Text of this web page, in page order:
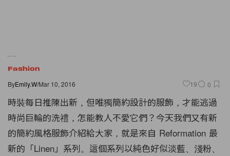
Fashion
ByEmily.W/Mar 10, 2016 19 0
時裝每日推陳出新，但唯獨簡約設計的服飾，才能逃過
時尚巨輪的洗禮，怎能教人不愛它們？今天我們又有新
的簡約風格服飾介紹給大家，就是來自 Reformation 最
新的「Linen」系列。這個系列以純色好似淡藍、淺粉、